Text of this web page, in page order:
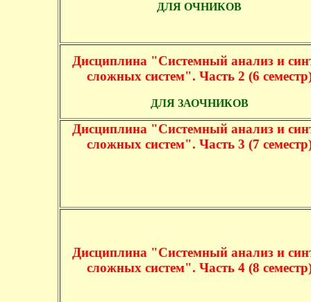
ДЛЯ ОЧНИКОВ
Дисциплина "Системный анализ и
сложных систем". Часть 2 (6
ДЛЯ ЗАОЧНИКОВ
Дисциплина "Системный анализ и
сложных систем". Часть 3 (7
Дисциплина "Системный анализ и
сложных систем". Часть 4 (8